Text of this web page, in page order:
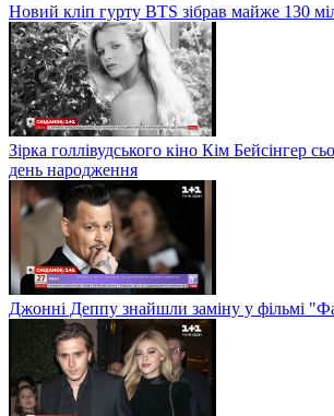
Новий кліп гурту BTS зібрав майже 130
Зірка голлівудського кіно Кім Бейсінгер
день народження
Джонні Деппу знайшли заміну у фільмі